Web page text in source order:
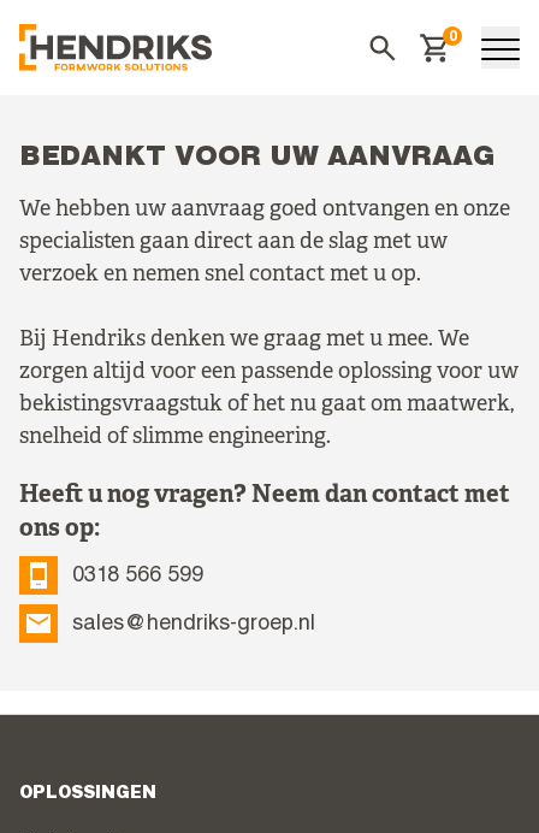
0
Winkelwagen
BEDANKT VOOR UW AANVRAAG
We hebben uw aanvraag goed ontvangen en onze
specialisten gaan direct aan de slag met uw
verzoek en nemen snel contact met u op.
Bij Hendriks denken we graag met u mee. We
zorgen altijd voor een passende oplossing voor uw
bekistingsvraagstuk of het nu gaat om maatwerk,
snelheid of slimme engineering.
Heeft u nog vragen? Neem dan contact met
ons op:
0318 566 599
sales@hendriks-groep.nl
OPLOSSINGEN